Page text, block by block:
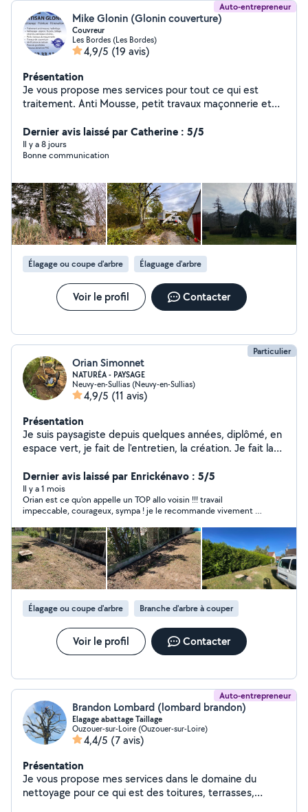
Auto-entrepreneur
Mike Glonin (Glonin couverture)
Couvreur
Les Bordes (Les Bordes)
4,9/5 (19 avis)
Présentation
Je vous propose mes services pour tout ce qui est
traitement. Anti Mousse, petit travaux maçonnerie et
façades, nettoyage des dalles nettoyage de véranda
peinture extérieur, travaux de couverture
Dernier avis laissé par Catherine : 5/5
Il y a 8 jours
Bonne communication
Élagage ou coupe d'arbre Élaguage d'arbre
Voir le profil Contacter
Particulier
Orian Simonnet
NATURÉA - PAYSAGE
Neuvy-en-Sullias (Neuvy-en-Sullias)
4,9/5 (11 avis)
Présentation
Je suis paysagiste depuis quelques années, diplômé, en
espace vert, je fait de l'entretien, la création. Je fait la
entretien de jardins, je fais la taille, préparations du sol
pour le gazon, etc.. équiper en matériel espace vert
pour tout vos besoins, aménagement jardin, plantation.
Debroussailler, pose du gason artificiel, pose de clôture,
Elagage d'arbres et arbuste ., Clôture , nettoyage de
terrasse , terrassement.
Dernier avis laissé par Enrickénavo : 5/5
Il y a 1 mois
Orian est ce qu'on appelle un TOP allo voisin !!! travail
impeccable, courageux, sympa ! je le recommande vivement !
Élagage ou coupe d'arbre Branche d'arbre à couper
Voir le profil Contacter
Auto-entrepreneur
Brandon Lombard (lombard brandon)
Elagage abattage Taillage
Ouzouer-sur-Loire (Ouzouer-sur-Loire)
4,4/5 (7 avis)
Présentation
Je vous propose mes services dans le domaine du
nettoyage pour ce qui est des toitures, terrasses,